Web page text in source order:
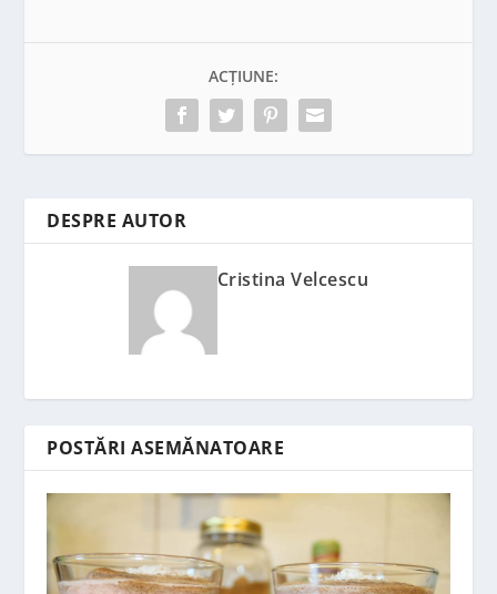
ACȚIUNE:
DESPRE AUTOR
Cristina Velcescu
POSTĂRI ASEMĂNATOARE